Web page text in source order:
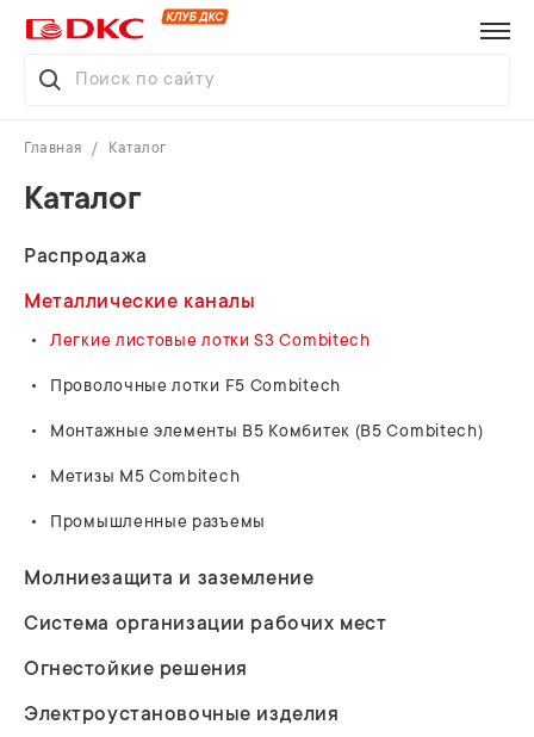
Главная Каталог
Каталог
Распродажа
Металлические каналы
Легкие листовые лотки S3 Combitech
Проволочные лотки F5 Combitech
Монтажные элементы В5 Комбитек (B5 Combitech)
Метизы M5 Combitech
Промышленные разъемы
Молниезащита и заземление
Система организации рабочих мест
Огнестойкие решения
Электроустановочные изделия